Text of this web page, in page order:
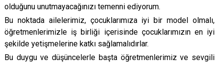
olduğunu unutmayacağınızı temenni ediyorum.
Bu noktada ailelerimiz, çocuklarımıza iyi bir model olmalı,
öğretmenlerimizle iş birliği içerisinde çocuklarımızın en iyi
şekilde yetişmelerine katkı sağlamalıdırlar.
Bu duygu ve düşüncelerle başta öğretmenlerimiz ve sevgili